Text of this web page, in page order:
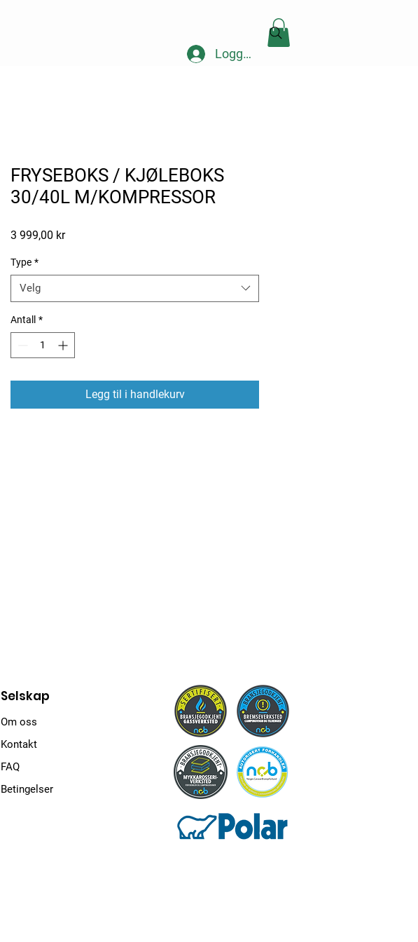
Logg inn
FRYSEBOKS / KJØLEBOKS
30/40L M/KOMPRESSOR
3 999,00 krPris
Type *
Velg
Antall *
Legg til i handlekurv
Selskap
Om oss
Kontakt
FAQ
Betingelser